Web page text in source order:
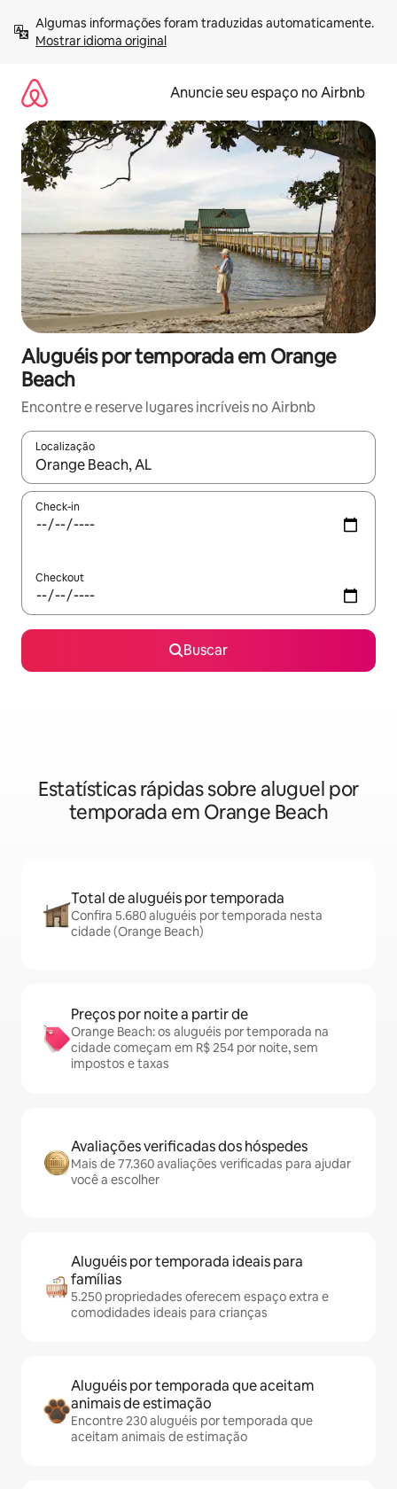
para
Mostrar idioma original
Anuncie seu espaço no Airbnb
Aluguéis por temporada em Orange
Beach
Encontre e reserve lugares incríveis no Airbnb
Localização
Quando os resultados estiverem disponíveis, explore-os
Check-in
Checkout
Buscar
Estatísticas rápidas sobre aluguel por
temporada em Orange Beach
Total de aluguéis por temporada
Confira 5.680 aluguéis por temporada nesta
cidade (Orange Beach)
Preços por noite a partir de
Orange Beach: os aluguéis por temporada na
cidade começam em R$ 254 por noite, sem
impostos e taxas
Avaliações verificadas dos hóspedes
Mais de 77.360 avaliações verificadas para ajudar
você a escolher
Aluguéis por temporada ideais para
famílias
5.250 propriedades oferecem espaço extra e
comodidades ideais para crianças
Aluguéis por temporada que aceitam
animais de estimação
Encontre 230 aluguéis por temporada que
aceitam animais de estimação